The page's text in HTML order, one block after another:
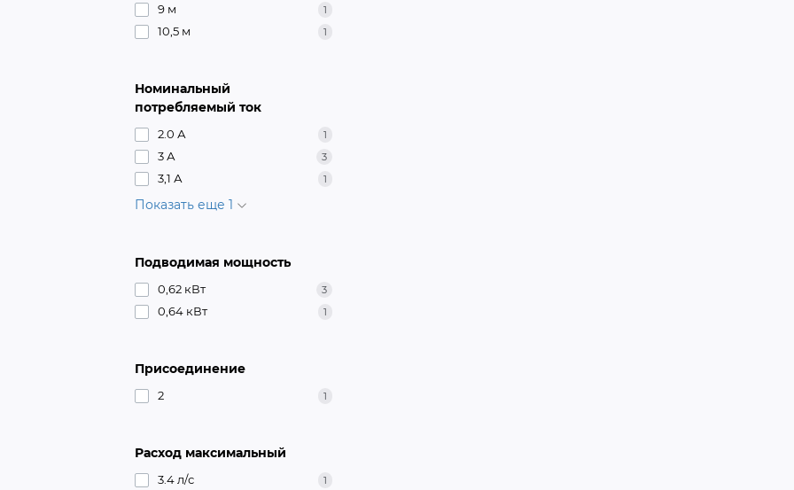
9 м 1
10,5 м 1
Номинальный
потребляемый ток
2.0 А 1
3 А 3
3,1 А 1
Показать еще 1
Подводимая мощность
0,62 кВт 3
0,64 кВт 1
Присоединение
2 1
Расход максимальный
3.4 л/с 1